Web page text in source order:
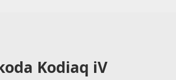
Kodiaq iV